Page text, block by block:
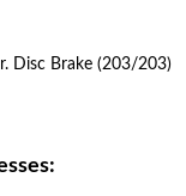
Disc Brake (203/203)